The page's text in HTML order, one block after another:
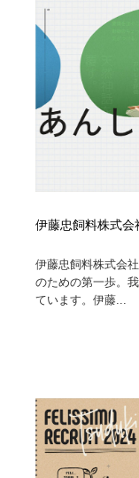
伊藤忠飼料株式会
伊藤忠飼料株式会
のための第一歩。
ています。伊藤...